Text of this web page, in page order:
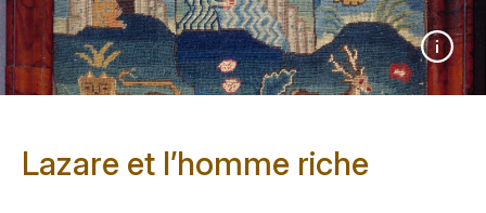
Lazare et l’homme riche